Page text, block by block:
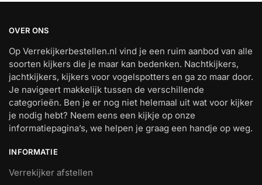
OVER ONS
Op Verrekijkerbestellen.nl vind je een ruim aanbod van alle
soorten kijkers die je maar kan bedenken. Nachtkijkers,
jachtkijkers, kijkers voor vogelspotters en ga zo maar door.
Je navigeert makkelijk tussen de verschillende
categorieën. Ben je er nog niet helemaal uit wat voor kijker
je nodig hebt? Neem eens een kijkje op onze
informatiepagina’s, we helpen je graag een handje op weg.
INFORMATIE
Verrekijker afstellen